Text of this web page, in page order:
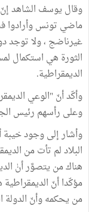
وقال يوسف الشاهد
ماضي تونس وأرادوا
غيرناضج ، ولا توجد
الثورة هي استكمال
الديمقراطية.
وأكّد أنّ "الوعي
وعلى رأسهم رئيس
وأشار إلى وجود خيبة
البلاد لم تأت من
هناك من يتصوَّر أنٰ
مؤكّدا أنّ
من يحكمه وأنّ الدولة